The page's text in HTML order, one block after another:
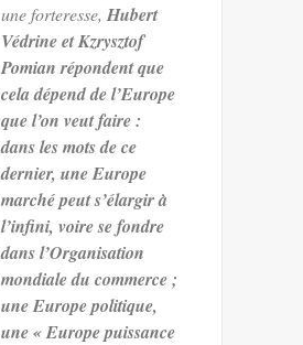
une forteresse, Hubert
Védrine et Kzrysztof
Pomian répondent que
cela dépend de l’Europe
que l’on veut faire :
dans les mots de ce
dernier, une Europe
marché peut s’élargir à
l’infini, voire se fondre
dans l’Organisation
mondiale du commerce ;
une Europe politique,
une « Europe puissance